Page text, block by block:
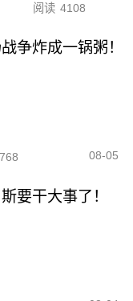
阅读 4108
争炸成一锅粥！
08-05
要干大事了！